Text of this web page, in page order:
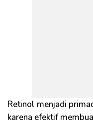
Retinol menjadi
karena efektif